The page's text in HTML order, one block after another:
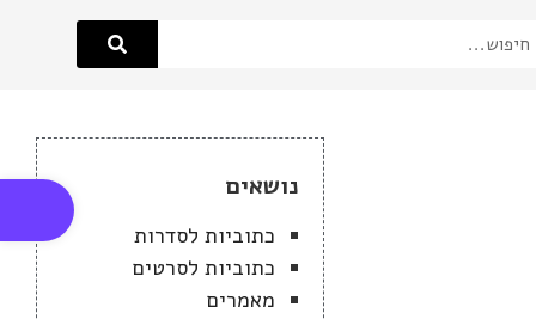
פתח נושאים
כתוביות לסדרות
כתוביות לסרטים
מאמרים